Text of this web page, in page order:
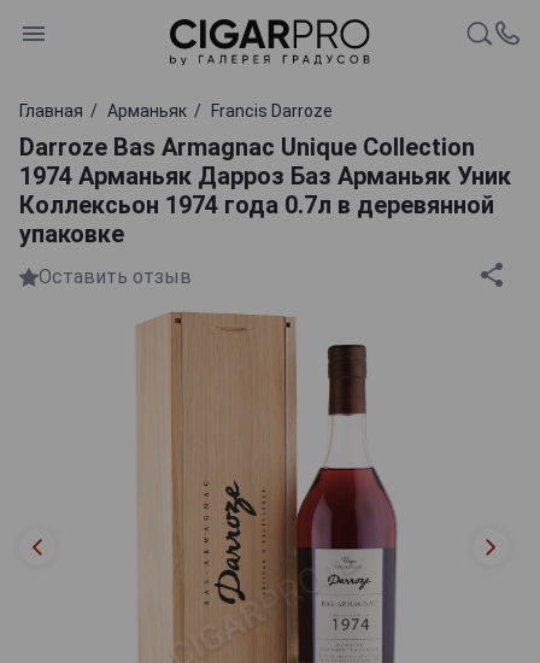
Главная Арманьяк Francis Darroze
Darroze Bas Armagnac Unique Collection
1974 Арманьяк Дарроз Баз Арманьяк Уник
Коллексьон 1974 года 0.7л в деревянной
упаковке
Оставить отзыв